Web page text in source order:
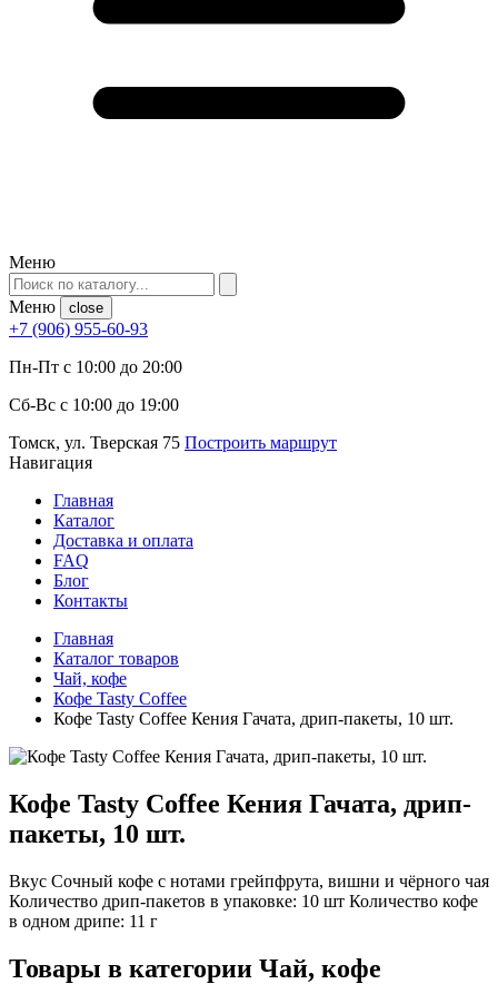
Меню
Меню close
+7 (906) 955-60-93
Пн-Пт с 10:00 до 20:00
Сб-Вс с 10:00 до 19:00
Томск, ул. Тверская 75 Построить маршрут
Навигация
Главная
Каталог
Доставка и оплата
FAQ
Блог
Контакты
Главная
Каталог товаров
Чай, кофе
Кофе Tasty Coffee
Кофе Tasty Coffee Кения Гачата, дрип-пакеты, 10 шт.
Кофе Tasty Coffee Кения Гачата, дрип-
пакеты, 10 шт.
Вкус Сочный кофе с нотами грейпфрута, вишни и чёрного чая
Количество дрип-пакетов в упаковке: 10 шт Количество кофе
в одном дрипе: 11 г
Товары в категории Чай, кофе